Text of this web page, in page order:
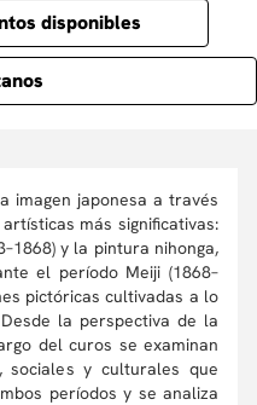
disponibles
imagen japonesa a través
más significativas:
y la pintura nihonga,
el período Meiji (1868–
pictóricas cultivadas a lo
la perspectiva de la
del curos se examinan
sociales y culturales que
períodos y se analiza